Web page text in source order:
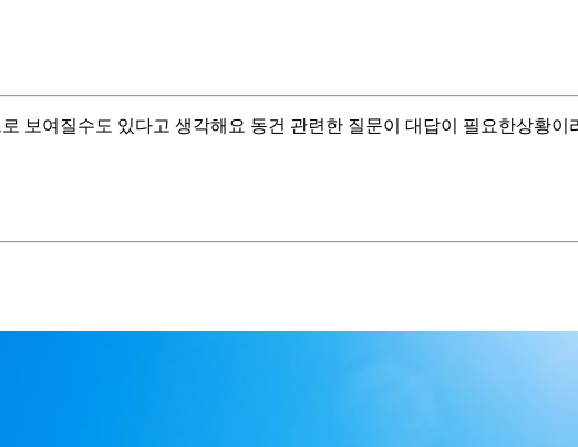
보여질수도 있다고 생각해요 동건 관련한 질문이 대답이 필요한상황